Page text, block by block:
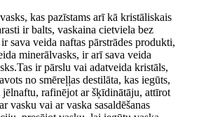
kas pazīstams arī kā kristāliskais
ir balts, vaskaina cietviela bez
ir sava veida naftas pārstrādes produkti,
minerālvasks, ir arī sava veida
ir pārslu vai adatveida kristāls,
no smēreļļas destilāta, kas iegūts,
jēlnaftu, rafinējot ar šķīdinātāju, attīrot
vasku vai ar vaska sasaldēšanas